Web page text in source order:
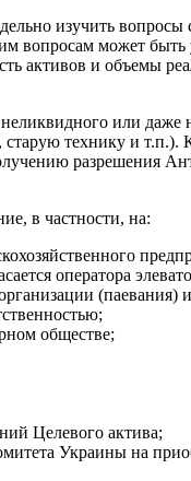
изучить
может быть
активов и объемы
или
технику и т.п.).
разрешения
в частности, на:
оператора
(паевания)
обществе;
Целевого актива;
Украины на